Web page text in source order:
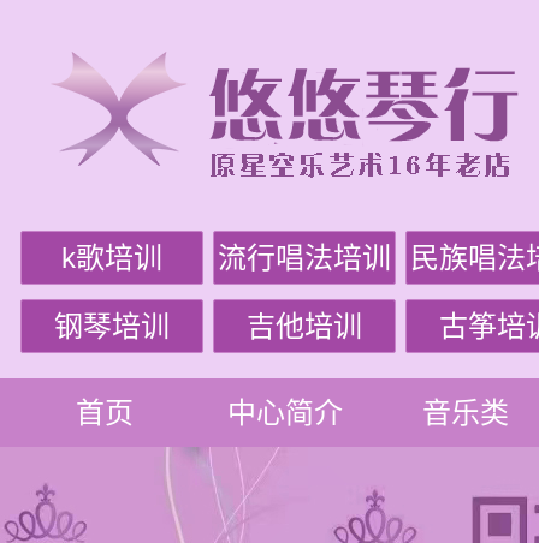
k歌培训 流行唱法培训 民族唱法
钢琴培训 吉他培训 古筝培
首页 中心简介 音乐类